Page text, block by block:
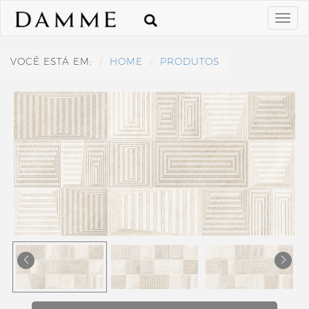
VOCÊ ESTÁ EM: HOME PRODUTOS